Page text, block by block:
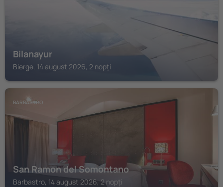
Bilanayur
Bierge, 14 august 2026, 2 nopți
BARBASTRO
San Ramon del Somontano
Barbastro, 14 august 2026, 2 nopți